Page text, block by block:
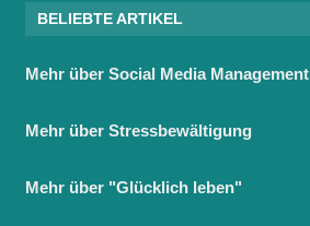
BELIEBTE ARTIKEL
Mehr über Social Media Management
Mehr über Stressbewältigung
Mehr über "Glücklich leben"